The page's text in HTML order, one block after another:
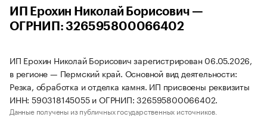
ИП Ерохин Николай Борисович —
ОГРНИП: 326595800066402
ИП Ерохин Николай Борисович зарегистрирован 06.05.2026,
в регионе — Пермский край. Основной вид деятельности:
Резка, обработка и отделка камня. ИП присвоены реквизиты
ИНН: 590318145055 и ОГРНИП: 326595800066402.
Данные получены из публичных государственных источников.